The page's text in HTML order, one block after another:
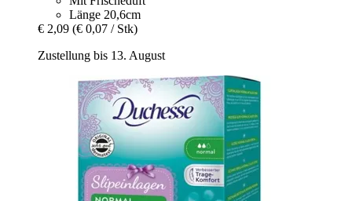
Länge 20,6cm
€ 2,09 (€ 0,07 / Stk)
Zustellung bis 13. August